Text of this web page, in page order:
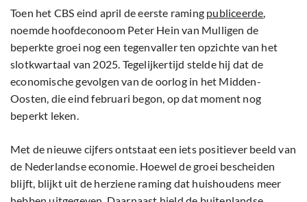
Toen het CBS eind april de eerste raming publiceerde,
noemde hoofdeconoom Peter Hein van Mulligen de
beperkte groei nog een tegenvaller ten opzichte van het
slotkwartaal van 2025. Tegelijkertijd stelde hij dat de
economische gevolgen van de oorlog in het Midden-
Oosten, die eind februari begon, op dat moment nog
beperkt leken.
Met de nieuwe cijfers ontstaat een iets positiever beeld van
de Nederlandse economie. Hoewel de groei bescheiden
blijft, blijkt uit de herziene raming dat huishoudens meer